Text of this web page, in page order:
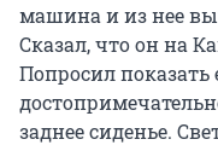
машина и из нее
Сказал, что он на
Попросил
заднее сиденье.